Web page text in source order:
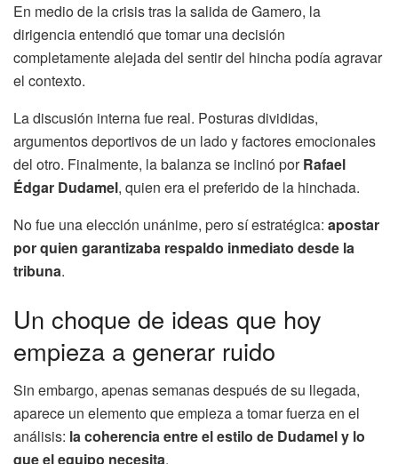
En medio de la crisis tras la salida de Gamero, la
dirigencia entendió que tomar una decisión
completamente alejada del sentir del hincha podía agravar
el contexto.
La discusión interna fue real. Posturas divididas,
argumentos deportivos de un lado y factores emocionales
del otro. Finalmente, la balanza se inclinó porRafael
Édgar Dudamel, quien era el preferido de la hinchada.
No fue una elección unánime, pero sí estratégica: apostar
por quien garantizaba respaldo inmediato desde la
tribuna.
Un choque de ideas que hoy
empieza a generar ruido
Sin embargo, apenas semanas después de su llegada,
aparece un elemento que empieza a tomar fuerza en el
análisis: la coherencia entre el estilo de Dudamel y lo
que el equipo necesita.